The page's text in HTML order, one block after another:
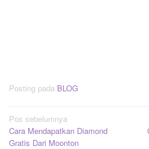
Posting pada BLOG
Navigasi
pos
Pos sebelumnya
Cara Mendapatkan Diamond
Gratis Dari Moonton